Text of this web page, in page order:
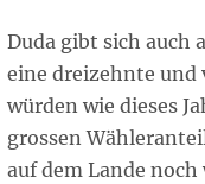
Duda gibt sich auch
eine dreizehnte und
würden wie dieses
grossen
auf dem Lande